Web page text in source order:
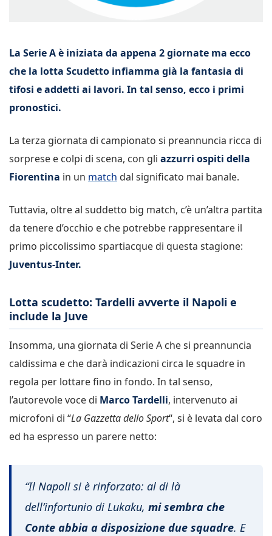
La Serie A è iniziata da appena 2 giornate ma ecco
che la lotta Scudetto infiamma già la fantasia di
tifosi e addetti ai lavori. In tal senso, ecco i primi
pronostici.
La terza giornata di campionato si preannuncia ricca di
sorprese e colpi di scena, con gli azzurri ospiti della
Fiorentina in un match dal significato mai banale.
Tuttavia, oltre al suddetto big match, c’è un’altra partita
da tenere d’occhio e che potrebbe rappresentare il
primo piccolissimo spartiacque di questa stagione:
Juventus-Inter.
Lotta scudetto: Tardelli avverte il Napoli e
include la Juve
Insomma, una giornata di Serie A che si preannuncia
caldissima e che darà indicazioni circa le squadre in
regola per lottare fino in fondo. In tal senso,
l’autorevole voce di Marco Tardelli, intervenuto ai
microfoni di “La Gazzetta dello Sport“, si è levata dal coro
ed ha espresso un parere netto:
“Il Napoli si è rinforzato: al di là
dell’infortunio di Lukaku, mi sembra che
Conte abbia a disposizione due squadre. E